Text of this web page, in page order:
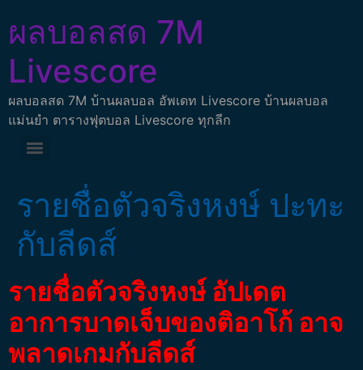
ผลบอลสด 7M
Livescore
ผลบอลสด 7M บ้านผลบอล อัพเดท Livescore บ้านผลบอล
แม่นยำ ตารางฟุตบอล Livescore ทุกลีก
รายชื่อตัวจริงหงษ์ ปะทะ
กับลีดส์
รายชื่อตัวจริงหงษ์ อัปเดต
อาการบาดเจ็บของติอาโก้ อาจ
พลาดเกมกับลีดส์